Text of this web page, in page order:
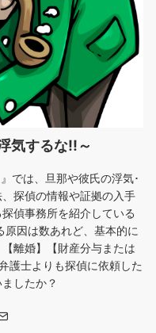
気するな!!～
では、旦那や彼氏の浮気･
探偵の情報や証拠の入手
偵事務所を紹介している
因は数あれど、基本的に
離婚】【財産分与または
護士よりも探偵に依頼した
したか？